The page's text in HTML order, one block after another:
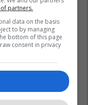
of partners.
data on the basis
to by managing
bottom of this page
consent in privacy